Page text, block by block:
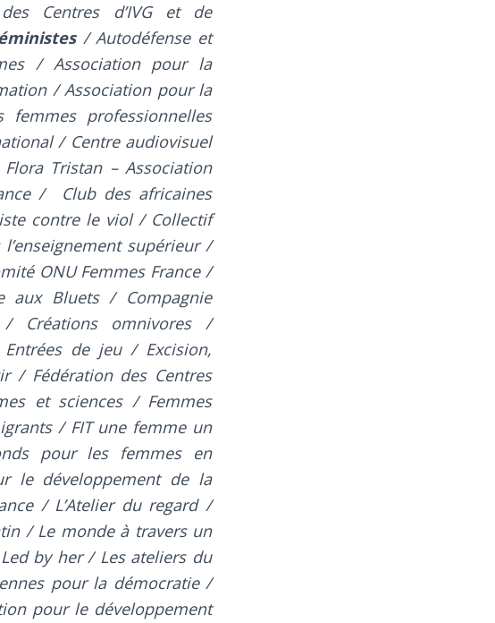
Centres d’IVG et de
/ Autodéfense et
/ Association pour la
/ Association pour la
professionnelles
/ Centre audiovisuel
Tristan – Association
/ Club des africaines
contre le viol / Collectif
supérieur /
ONU Femmes France /
aux Bluets / Compagnie
/ Créations omnivores /
de jeu / Excision,
/ Fédération des Centres
et sciences / Femmes
/ FIT une femme un
pour les femmes en
le développement de la
/ L’Atelier du regard /
/ Le monde à travers un
by her / Les ateliers du
pour la démocratie /
pour le développement